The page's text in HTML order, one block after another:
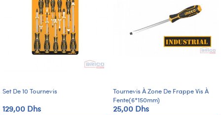
Set De 10 Tournevis
129,00 Dhs
Tournevis À Zone De Frappe Vis À
Fente(6*150mm)
25,00 Dhs